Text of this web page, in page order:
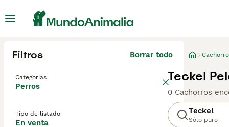
Filtros Borrar todo
Categorías
Perros
Tipo de listado
En venta
Teckel
0 Cachorros
Teckel
Sólo puro